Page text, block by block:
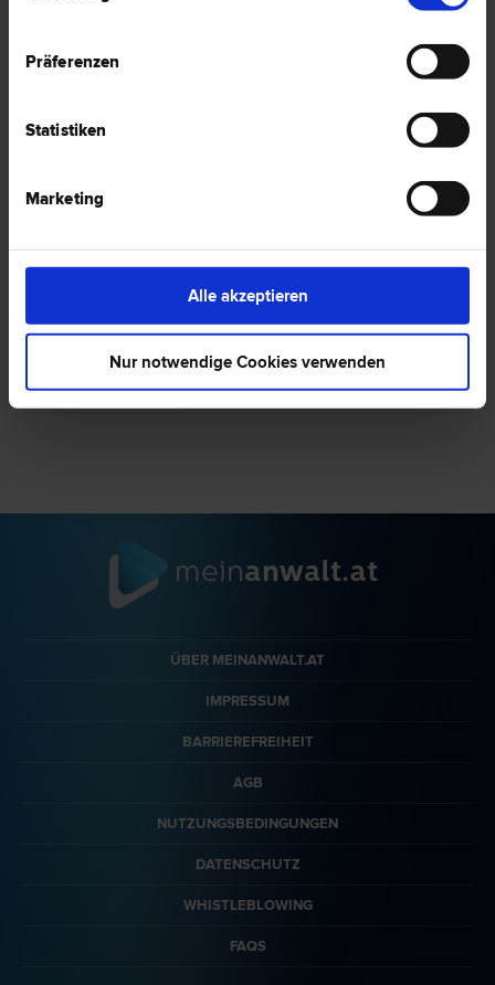
Präferenzen
Statistiken
Marketing
Alle akzeptieren
Nur notwendige Cookies verwenden
Italienisch in Bärnbach
Liegenschafts- und Immobilien­recht | Schadenersatz- und
0 Bewertungen
ÜBER MEINANWALT.AT
IMPRESSUM
BARRIEREFREIHEIT
AGB
NUTZUNGSBEDINGUNGEN
DATENSCHUTZ
WHISTLEBLOWING
FAQS